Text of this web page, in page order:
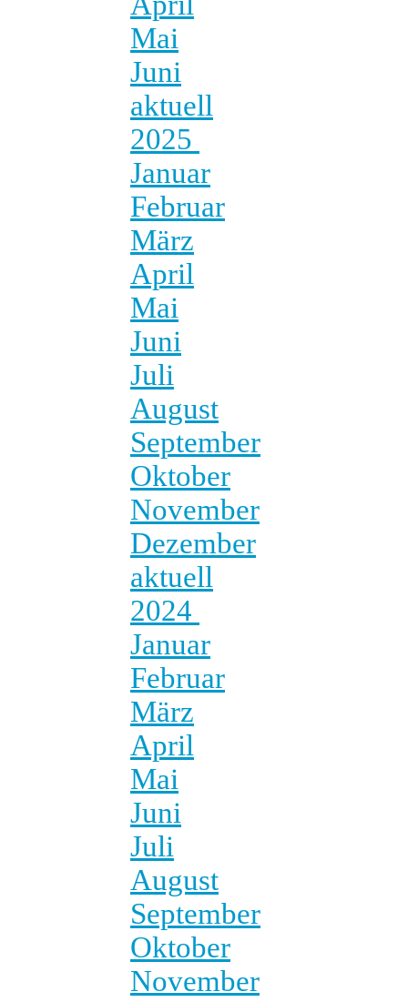
Mai
Juni
aktuell
2025
Januar
Februar
März
April
Mai
Juni
Juli
August
September
Oktober
November
Dezember
aktuell
2024
Januar
Februar
März
April
Mai
Juni
Juli
August
September
Oktober
November